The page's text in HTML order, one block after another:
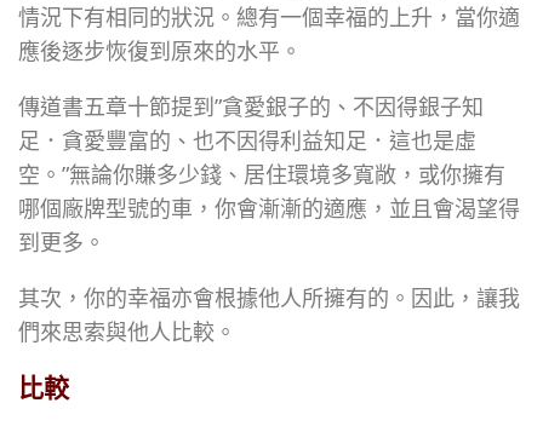
情況下有相同的狀況。總有一個幸福的上升，當你適
應後逐步恢復到原來的水平。
傳道書五章十節提到”貪愛銀子的、不因得銀子知
足．貪愛豐富的、也不因得利益知足．這也是虛
空。”無論你賺多少錢、居住環境多寬敞，或你擁有
哪個廠牌型號的車，你會漸漸的適應，並且會渴望得
到更多。
其次，你的幸福亦會根據他人所擁有的。因此，讓我
們來思索與他人比較。
比較